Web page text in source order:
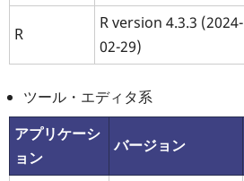
R
R version 4.3.3 (2024-
02-29)
ツール・エディタ系
アプリケーシ
ョン
バージョン